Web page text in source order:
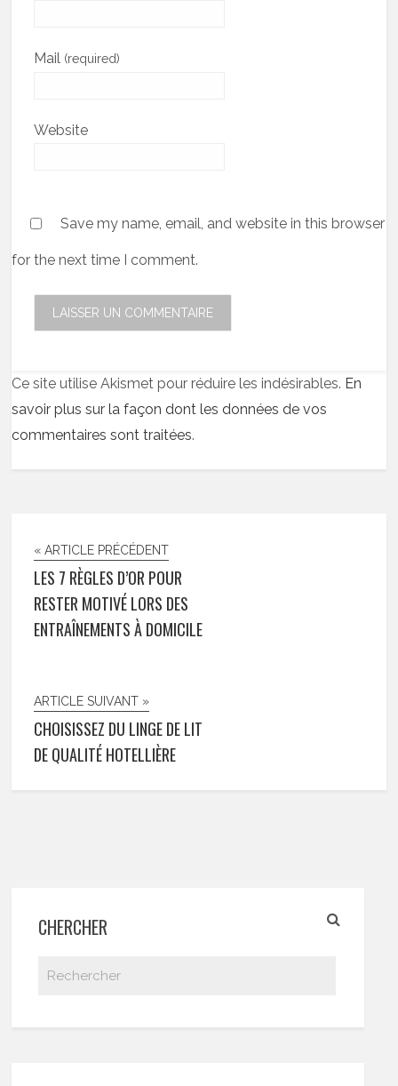
Mail (required)
Website
Save my name, email, and website in this browser
for the next time I comment.
Ce site utilise Akismet pour réduire les indésirables. En
savoir plus sur la façon dont les données de vos
commentaires sont traitées.
« ARTICLE PRÉCÉDENT
LES 7 RÈGLES D’OR POUR
RESTER MOTIVÉ LORS DES
ENTRAÎNEMENTS À DOMICILE
ARTICLE SUIVANT »
CHOISISSEZ DU LINGE DE LIT
DE QUALITÉ HOTELLIÈRE
CHERCHER